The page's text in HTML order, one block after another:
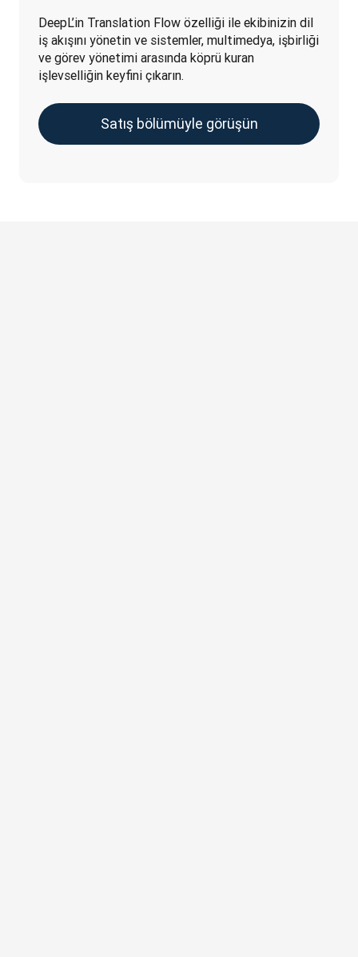
DeepL’in Translation Flow özelliği ile ekibinizin dil
iş akışını yönetin ve sistemler, multimedya, işbirliği
ve görev yönetimi arasında köprü kuran
işlevselliğin keyfini çıkarın.
Satış bölümüyle görüşün